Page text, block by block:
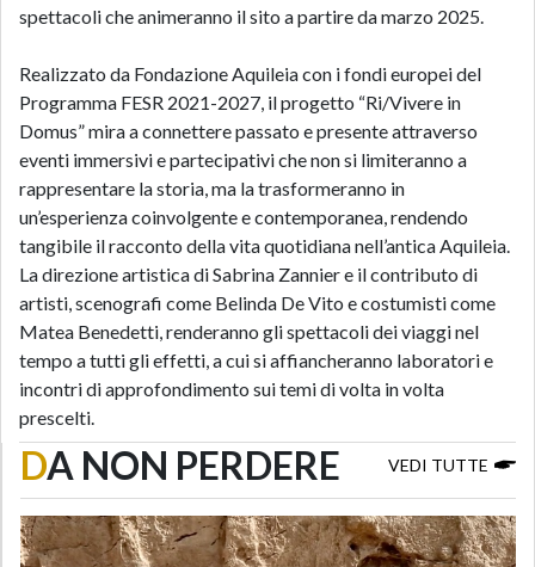
spettacoli che animeranno il sito a partire da marzo 2025.
Realizzato da Fondazione Aquileia con i fondi europei del
Programma FESR 2021-2027, il progetto “Ri/Vivere in
Domus” mira a connettere passato e presente attraverso
eventi immersivi e partecipativi che non si limiteranno a
rappresentare la storia, ma la trasformeranno in
un’esperienza coinvolgente e contemporanea, rendendo
tangibile il racconto della vita quotidiana nell’antica Aquileia.
La direzione artistica di Sabrina Zannier e il contributo di
artisti, scenografi come Belinda De Vito e costumisti come
Matea Benedetti, renderanno gli spettacoli dei viaggi nel
tempo a tutti gli effetti, a cui si affiancheranno laboratori e
incontri di approfondimento sui temi di volta in volta
prescelti.
DA NON PERDERE VEDI TUTTE